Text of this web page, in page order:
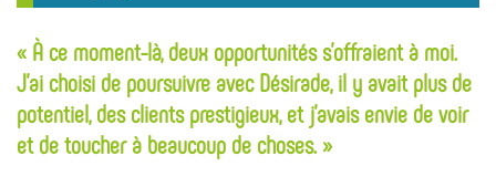
« À ce moment-là, deux opportunités s’offraient à moi.
J’ai choisi de poursuivre avec Désirade, il y avait plus de
potentiel, des clients prestigieux, et j’avais envie de voir
et de toucher à beaucoup de choses. »